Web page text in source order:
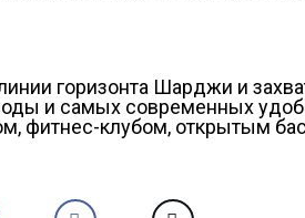
линии горизонта Шарджи и
и самых современных
фитнес-клубом, открытым